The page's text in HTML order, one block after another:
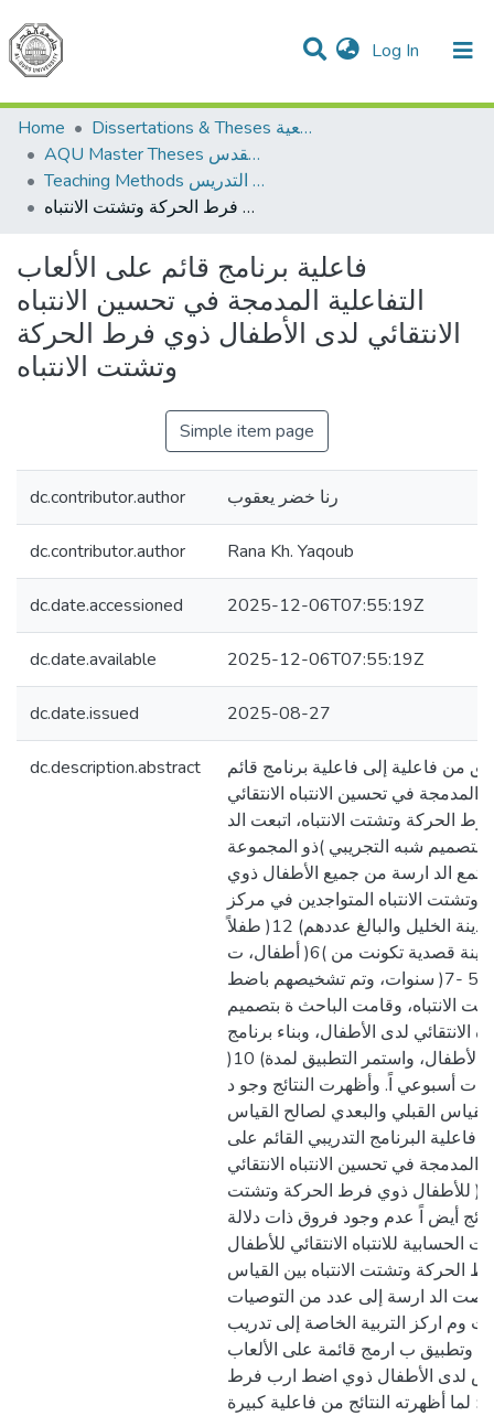
Log In (current)
Communities & Collections
All of DSpace
Home
Dissertations & Theses الرسائل الجامعية
AQU Master Theses الرسائل الجامعية الخاصة بجامعة القدس
Teaching Methods أساليب التدريس
فاعلية برنامج قائم على الألعاب التفاعلية المدمجة في تحسين الانتباه الانتقائي لدى الأطفال ذوي فرط الحركة وتشتت الانتباه
فاعلية برنامج قائم على الألعاب
التفاعلية المدمجة في تحسين الانتباه
الانتقائي لدى الأطفال ذوي فرط الحركة
وتشتت الانتباه
Simple item page
dc.contributor.author رنا خضر يعقوب
dc.contributor.author Rana Kh. Yaqoub
dc.date.accessioned 2025-12-06T07:55:19Z
dc.date.available 2025-12-06T07:55:19Z
dc.date.issued 2025-08-27
dc.description.abstract
من فاعلية إلى فاعلية برنامج قائم
المدمجة في تحسين الانتباه الانتقائي
الحركة وتشتت الانتباه، اتبعت الد
شبه التجريبي )ذو المجموعة
الد ارسة من جميع الأطفال ذوي
الانتباه المتواجدين في مركز
مها ارت للتأهيل في مدينة الخليل والبالغ عددهم) 12( طفلاً
وطفلة، وقد تم اختيار عينة قصدية تكونت من )6( أطفال، ت
اروحت أعمارهم بين) 5 -7( سنوات، وتم تشخيصهم باضط
الانتباه، وقامت الباحث ة بتصميم
الانتقائي لدى الأطفال، وبناء برنامج
تدريبي لتطبيقه مع الأطفال، واستمر التطبيق لمدة) 10(
بواقع) 3( جلسات أسبوعي اً. وأظهرت النتائج وجو د
القبلي والبعدي لصالح القياس
البرنامج التدريبي القائم على
المدمجة في تحسين الانتباه الانتقائي
للأطفال ذوي فرط الحركة وتشتت
أيض اً عدم وجود فروق ذات دلالة
الحسابية للانتباه الانتقائي للأطفال
وتشتت الانتباه بين القياس
الد ارسة إلى عدد من التوصيات
وم اركز التربية الخاصة إلى تدريب
وتطبيق ب ارمج قائمة على الألعاب
لدى الأطفال ذوي اضط ارب فرط
لما أظهرته النتائج من فاعلية كبيرة